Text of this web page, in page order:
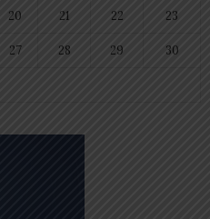
20 21 22 23
27 28 29 30